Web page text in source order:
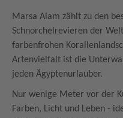
Marsa Alam zählt zu den
Schnorchelrevieren der
farbenfrohen
Artenvielfalt ist die
jeden Ägyptenurlauber.
Nur wenige Meter vor der
Farben, Licht und Leben -